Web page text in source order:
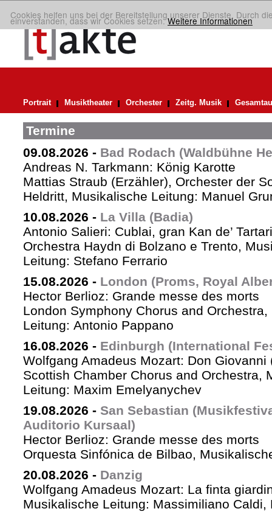
Cookies helfen uns bei der Bereitstellung unserer Dienste. Durch
einverstanden, dass wir Cookies setzen.Weitere Informationen
Portrait Musiktheater Orchester Zeitg. Musik
Termine
09.08.2026 - Bad Rodach (Waldbühne
Andreas N. Tarkmann: König Karotte
Mattias Straub (Erzähler), Orchester der
Heldritt, Musikalische Leitung: Manuel
10.08.2026 - La Villa (Badia)
Antonio Salieri: Cublai, gran Kan de’
Orchestra Haydn di Bolzano e Trento,
Leitung: Stefano Ferrario
15.08.2026 - London (Proms, Royal
Hector Berlioz: Grande messe des morts
London Symphony Chorus and
Leitung: Antonio Pappano
16.08.2026 - Edinburgh (International
Wolfgang Amadeus Mozart: Don Giovanni
Scottish Chamber Chorus and Orchestra,
Leitung: Maxim Emelyanychev
19.08.2026 - San Sebastian
Auditorio Kursaal)
Hector Berlioz: Grande messe des morts
Orquesta Sinfónica de Bilbao,
20.08.2026 - Danzig
Wolfgang Amadeus Mozart: La finta
Musikalische Leitung: Massimiliano Caldi,